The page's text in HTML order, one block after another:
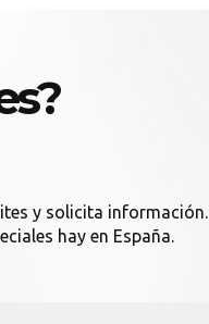
y solicita información.
hay en España.